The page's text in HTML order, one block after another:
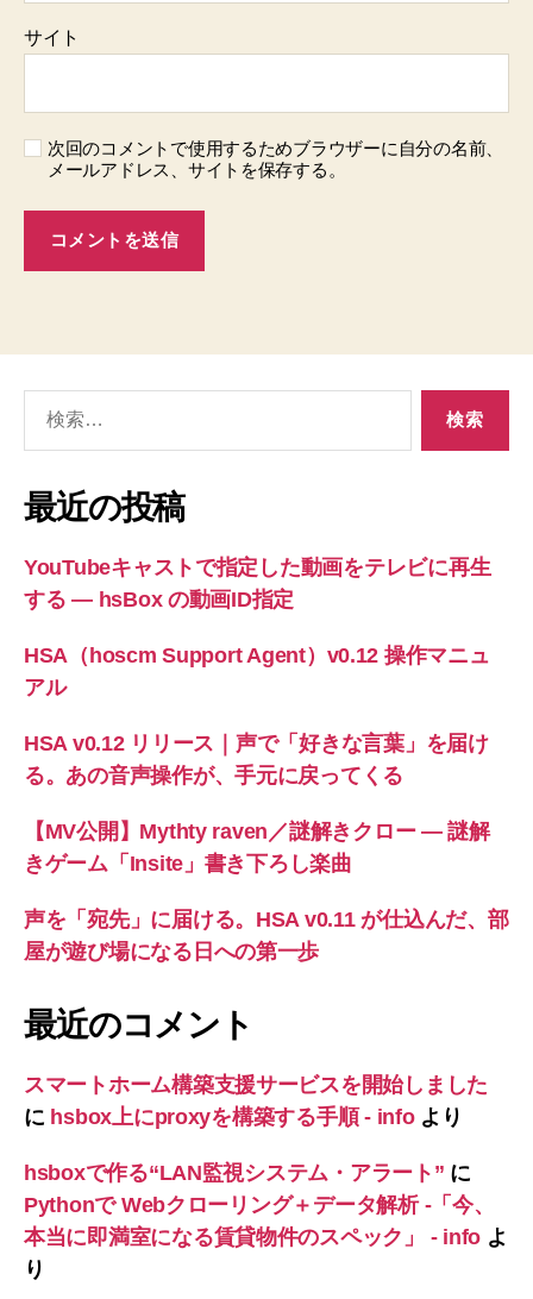
サイト
次回のコメントで使用するためブラウザーに自分の名前、
メールアドレス、サイトを保存する。
象:
最近の投稿
YouTubeキャストで指定した動画をテレビに再生
する ― hsBox の動画ID指定
HSA（hoscm Support Agent）v0.12 操作マニュ
アル
HSA v0.12 リリース｜声で「好きな言葉」を届け
る。あの音声操作が、手元に戻ってくる
【MV公開】Mythty raven／謎解きクロー — 謎解
きゲーム「Insite」書き下ろし楽曲
声を「宛先」に届ける。HSA v0.11 が仕込んだ、部
屋が遊び場になる日への第一歩
最近のコメント
スマートホーム構築支援サービスを開始しました
に hsbox上にproxyを構築する手順 - infoより
hsboxで作る“LAN監視システム・アラート” に
Pythonで Webクローリング＋データ解析 -「今、
本当に即満室になる賃貸物件のスペック」 - infoよ
り